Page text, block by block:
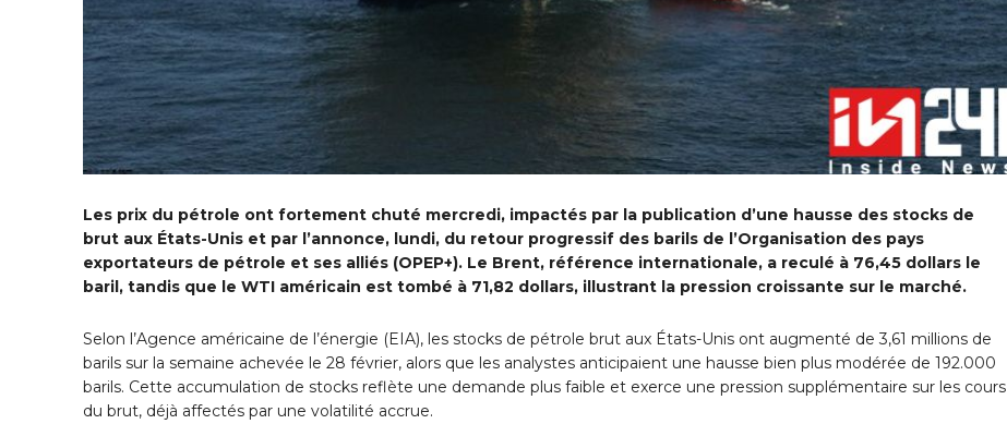
Les prix du pétrole ont fortement chuté mercredi, impactés par la publication d’une hausse des stocks de
brut aux États-Unis et par l’annonce, lundi, du retour progressif des barils de l’Organisation des pays
exportateurs de pétrole et ses alliés (OPEP+). Le Brent, référence internationale, a reculé à 76,45 dollars le
baril, tandis que le WTI américain est tombé à 71,82 dollars, illustrant la pression croissante sur le marché.
Selon l’Agence américaine de l’énergie (EIA), les stocks de pétrole brut aux États-Unis ont augmenté de 3,61 millions de
barils sur la semaine achevée le 28 février, alors que les analystes anticipaient une hausse bien plus modérée de 192.000
barils. Cette accumulation de stocks reflète une demande plus faible et exerce une pression supplémentaire sur les cours
du brut, déjà affectés par une volatilité accrue.